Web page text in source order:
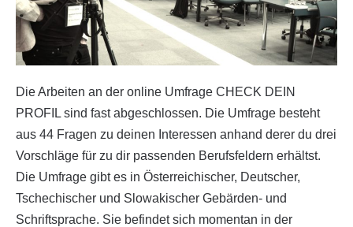
Die Arbeiten an der online Umfrage CHECK DEIN
PROFIL sind fast abgeschlossen. Die Umfrage besteht
aus 44 Fragen zu deinen Interessen anhand derer du drei
Vorschläge für zu dir passenden Berufsfeldern erhältst.
Die Umfrage gibt es in Österreichischer, Deutscher,
Tschechischer und Slowakischer Gebärden- und
Schriftsprache. Sie befindet sich momentan in der